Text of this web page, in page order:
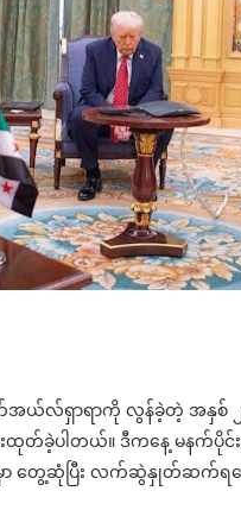
မက်အယ်လ်ရှာရာကို လွန်ခဲ့တဲ့ အနှ
ထုတ်ခဲ့ပါတယ်။ ဒီကနေ့ မနက်ပို
းမှာ တွေ့ဆုံပြီး လက်ဆွဲနှုတ်ဆက်